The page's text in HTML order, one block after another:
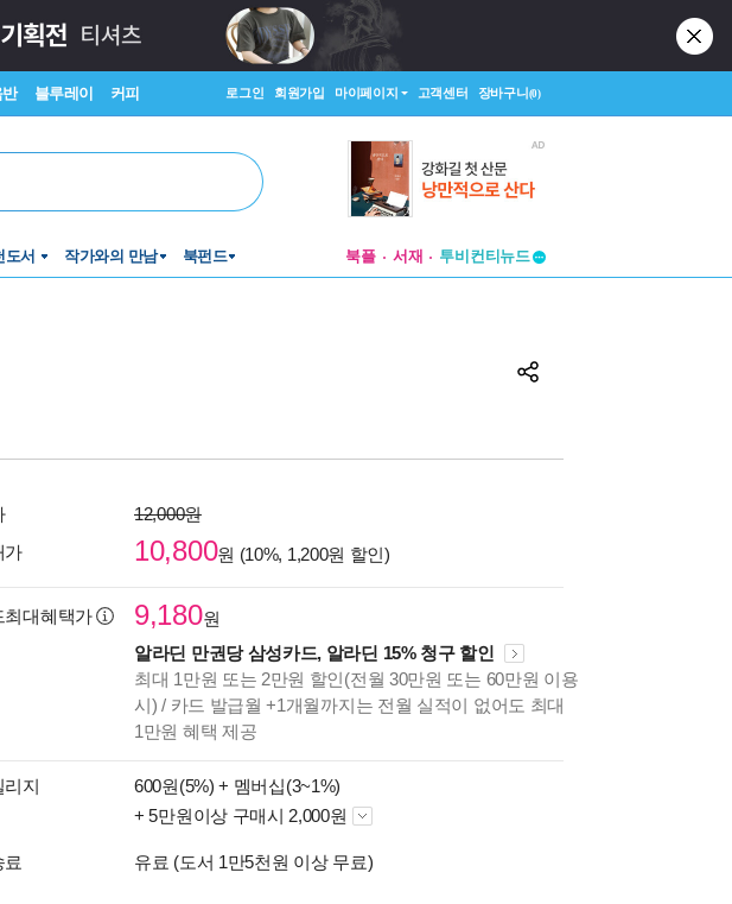
반 블루레이 커피 로그인 회원가입 마이페이지 고객센터 장바구니(0)
도서 작가와의 만남 북펀드 북플 서재
투비컨티뉴드
12,000원
가
10,800원 (10%, 1,200원 할인)
최대혜택가 9,180원
알라딘 만권당 삼성카드, 알라딘 15% 청구 할인
최대 1만원 또는 2만원 할인(전월 30만원 또는 60만원 이용
시) / 카드 발급월 +1개월까지는 전월 실적이 없어도 최대
1만원 혜택 제공
리지 600원(5%) + 멤버십(3~1%)
+ 5만원이상 구매시 2,000원
료 유료 (도서 1만5천원 이상 무료)